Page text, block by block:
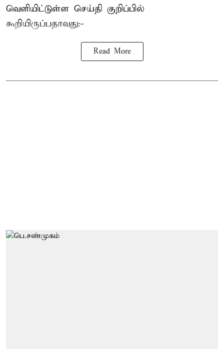
வெளியிட்டுள்ள செய்தி குறிப்பில்
கூறியிருப்பதாவது:-
Read More